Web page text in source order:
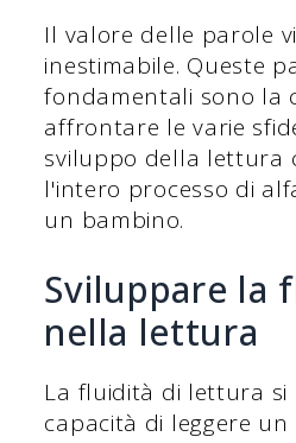
Il valore delle parole
inestimabile. Queste
fondamentali sono la
affrontare le varie
sviluppo della lettura
l'intero processo di
un bambino.
Sviluppare la
nella lettura
La fluidità di lettura si
capacità di leggere